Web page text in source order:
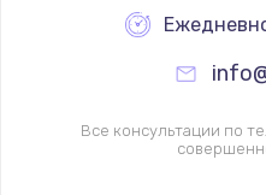
Все консультации по